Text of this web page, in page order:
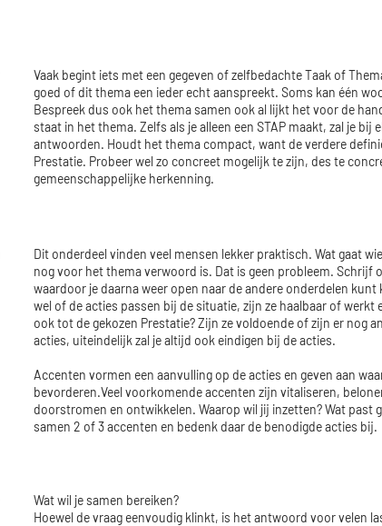
Vaak begint iets met een gegeven of zelfbedachte Taak of
goed of dit thema een ieder echt aanspreekt. Soms kan één
Bespreek dus ook het thema samen ook al lijkt het voor de
staat in het thema. Zelfs als je alleen een STAP maakt, zal je
antwoorden. Houdt het thema compact, want de verdere
Prestatie. Probeer wel zo concreet mogelijk te zijn, des te
gemeenschappelijke herkenning.
Dit onderdeel vinden veel mensen lekker praktisch. Wat gaat
nog voor het thema verwoord is. Dat is geen probleem. Schrijf
waardoor je daarna weer open naar de andere onderdelen
wel of de acties passen bij de situatie, zijn ze haalbaar of werkt
ook tot de gekozen Prestatie? Zijn ze voldoende of zijn er nog
acties, uiteindelijk zal je altijd ook eindigen bij de acties.
Accenten vormen een aanvulling op de acties en geven aan
bevorderen.Veel voorkomende accenten zijn vitaliseren,
doorstromen en ontwikkelen. Waarop wil jij inzetten? Wat past
samen 2 of 3 accenten en bedenk daar de benodigde acties bij.
Wat wil je samen bereiken?
Hoewel de vraag eenvoudig klinkt, is het antwoord voor velen